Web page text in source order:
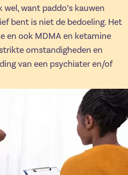
want paddo’s kauwen
bent is niet de bedoeling. Het
en ook MDMA en ketamine
omstandigheden en
van een psychiater en/of